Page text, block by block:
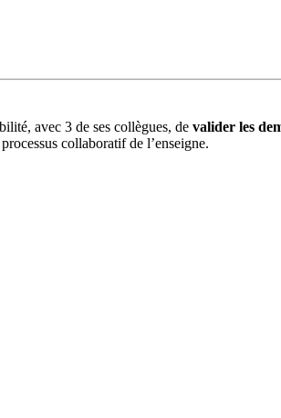
avec 3 de ses collègues, de valider les
collaboratif de l’enseigne.